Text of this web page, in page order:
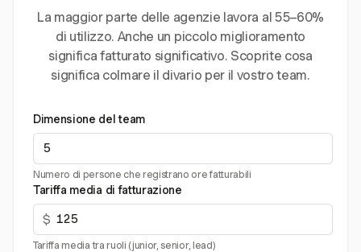
La maggior parte delle agenzie lavora al 55–60%
di utilizzo. Anche un piccolo miglioramento
significa fatturato significativo. Scoprite cosa
significa colmare il divario per il vostro team.
Dimensione del team
Numero di persone che registrano ore fatturabili
Tariffa media di fatturazione
$
Tariffa media tra ruoli (junior, senior, lead)